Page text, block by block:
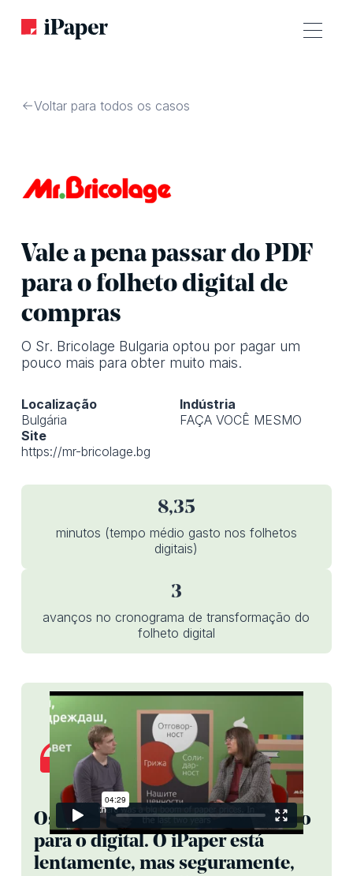
Voltar para todos os casos
Vale a pena passar do PDF
para o folheto digital de
compras
O Sr. Bricolage Bulgaria optou por pagar um
pouco mais para obter muito mais.
Localização
Bulgária
Indústria
FAÇA VOCÊ MESMO
Site
https://mr-bricolage.bg
8,35
minutos (tempo médio gasto nos folhetos
digitais)
3
avanços no cronograma de transformação do
folheto digital
Os compradores estão migrando
para o digital. O iPaper está
lentamente, mas seguramente,